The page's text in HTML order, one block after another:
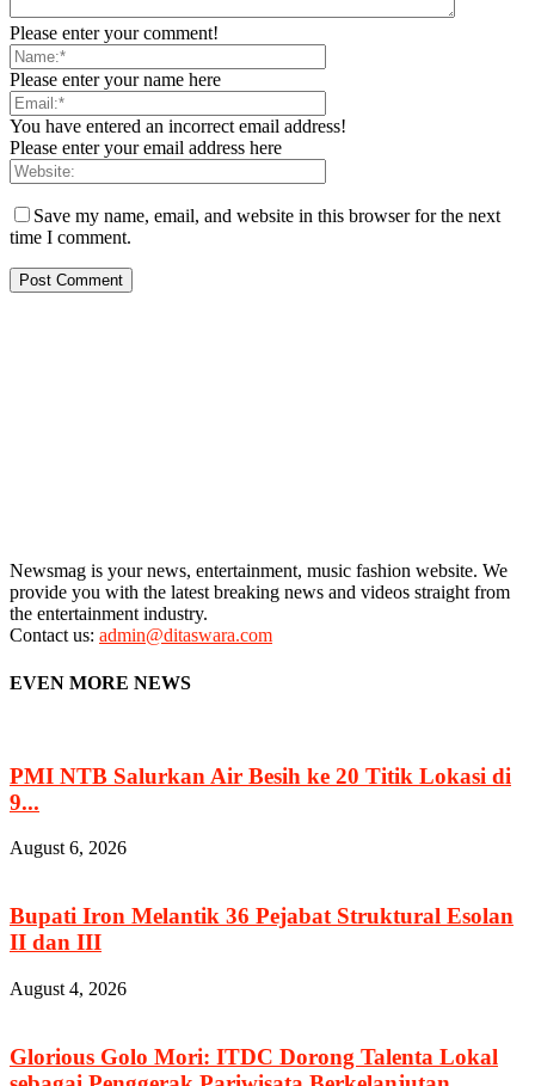
Please enter your comment!
Please enter your name here
You have entered an incorrect email address!
Please enter your email address here
Save my name, email, and website in this browser for the next
time I comment.
Newsmag is your news, entertainment, music fashion website. We
provide you with the latest breaking news and videos straight from
the entertainment industry.
Contact us: admin@ditaswara.com
EVEN MORE NEWS
PMI NTB Salurkan Air Besih ke 20 Titik Lokasi di
9...
August 6, 2026
Bupati Iron Melantik 36 Pejabat Struktural Esolan
II dan III
August 4, 2026
Glorious Golo Mori: ITDC Dorong Talenta Lokal